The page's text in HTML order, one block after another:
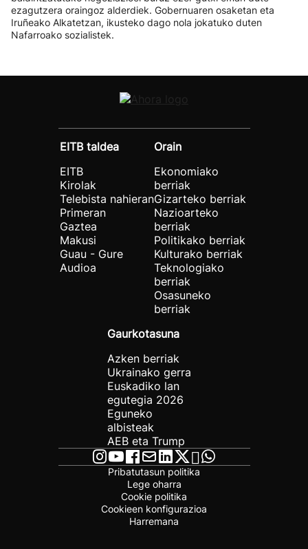
ezagutzera oraingoz alderdiek. Gobernuaren osaketan eta
Iruñeako Alkatetzan, ikusteko dago nola jokatuko duten
Nafarroako sozialistek.
EITB taldea
EITB
Kirolak
Telebista nahieran
Primeran
Gaztea
Makusi
Guau - Gure
Audioa
Orain
Ekonomiako
berriak
Gizarteko berriak
Nazioarteko
berriak
Politikako berriak
Kulturako berriak
Teknologiako
berriak
Osasuneko
berriak
Gaurkotasuna
Azken berriak
Ukrainako gerra
Euskadiko lan
egutegia 2026
Eguneko
albisteak
AEB eta Trump
Pribatutasun politika
Lege oharra
Cookie politika
Cookieen konfigurazioa
Harremana